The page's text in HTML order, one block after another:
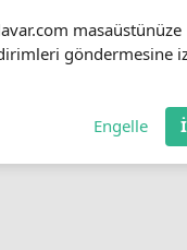
masaüstünüze
göndermesine
Engelle